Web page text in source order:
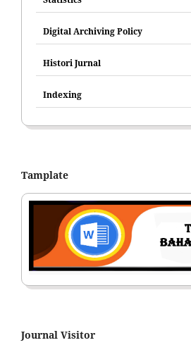
Digital Archiving Policy
Histori Jurnal
Indexing
Tamplate
Journal Visitor